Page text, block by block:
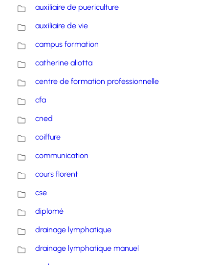
auxiliaire de puericulture
auxiliaire de vie
campus formation
catherine aliotta
centre de formation professionnelle
cfa
cned
coiffure
communication
cours florent
cse
diplomé
drainage lymphatique
drainage lymphatique manuel